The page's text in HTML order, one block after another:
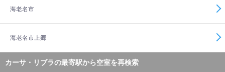
海老名市
海老名市上郷
カーサ・リブラの最寄駅から空室を再検索